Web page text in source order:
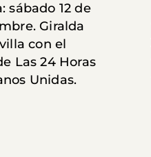
sábado 12 de
Giralda
con el
Las 24 Horas
Unidas.